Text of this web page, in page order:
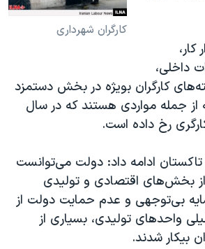
کارگران شهرداری
کار،
داخلی،
کارگران بویژه در بخش دستمزد
جمله مواردی هستند که در سال
.
تاکستان ادامه داد: دولت می‌توانست
بخش‌های اقتصادی و تولیدی
بی‌توجهی و عدم حمایت دولت از
واحدهای تولیدی، بسیاری از
بیکار شدند.